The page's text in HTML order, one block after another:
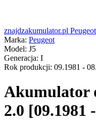
znajdzakumulator.pl Peugeot
Marka: Peugeot
Model: J5
Generacja: I
Rok produkcji: 09.1981 -
Akumulator
2.0 [09.1981